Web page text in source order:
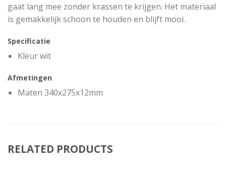
gaat lang mee zonder krassen te krijgen. Het materiaal
is gemakkelijk schoon te houden en blijft mooi.
Specificatie
Kleur wit
Afmetingen
Maten 340x275x12mm
RELATED PRODUCTS